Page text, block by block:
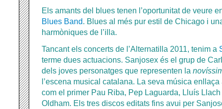
Els amants del blues tenen l’oportunitat de veure
Blues Band. Blues al més pur estil de Chicago i
harmòniques de l’illa.
Tancant els concerts de l’Alternatilla 2011, tenim a
terme dues actuacions. Sanjosex és el grup de
dels joves personatges que representen la
l’escena musical catalana. La seva música
com el primer Pau Riba, Pep Laguarda, Lluís
Oldham. Els tres discos editats fins avui per